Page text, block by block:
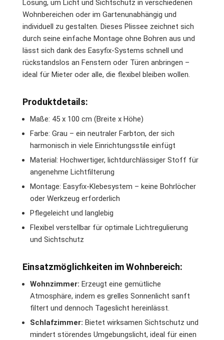
Lösung, um Licht und Sichtschutz in verschiedenen
Wohnbereichen oder im Gartenunabhängig und
individuell zu gestalten. Dieses Plissee zeichnet sich
durch seine einfache Montage ohne Bohren aus und
lässt sich dank des Easyfix-Systems schnell und
rückstandslos an Fenstern oder Türen anbringen –
ideal für Mieter oder alle, die flexibel bleiben wollen.
Produktdetails:
Maße: 45 x 100 cm (Breite x Höhe)
Farbe: Grau – ein neutraler Farbton, der sich
harmonisch in viele Einrichtungsstile einfügt
Material: Hochwertiger, lichtdurchlässiger Stoff für
angenehme Lichtfilterung
Montage: Easyfix-Klebesystem – keine Bohrlöcher
oder Werkzeug erforderlich
Pflegeleicht und langlebig
Flexibel verstellbar für optimale Lichtregulierung
und Sichtschutz
Einsatzmöglichkeiten im Wohnbereich:
Wohnzimmer: Erzeugt eine gemütliche
Atmosphäre, indem es grelles Sonnenlicht sanft
filtert und dennoch Tageslicht hereinlässt.
Schlafzimmer: Bietet wirksamen Sichtschutz und
mindert störendes Umgebungslicht, ideal für einen